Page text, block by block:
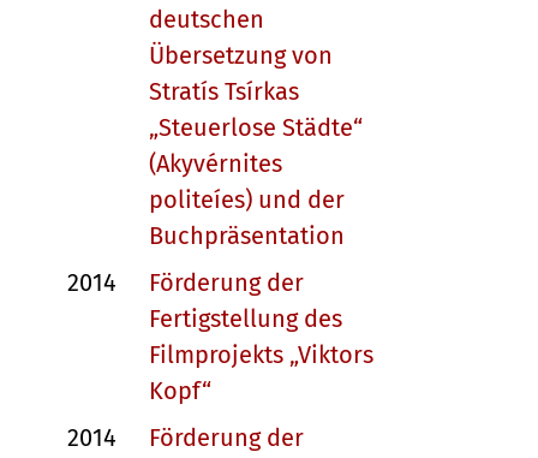
deutschen
Übersetzung von
Stratís Tsírkas
„Steuerlose Städte“
(Akyvérnites
politeíes) und der
Buchpräsentation
2014
Förderung der
Fertigstellung des
Filmprojekts „Viktors
Kopf“
2014
Förderung der